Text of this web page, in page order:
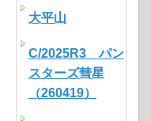
大平山
C/2025R3 パン
スターズ彗星
（260419）